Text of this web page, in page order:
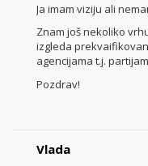
Ja imam viziju ali
Znam još nekoliko
izgleda
agencijama t.j.
Pozdrav!
Vlada